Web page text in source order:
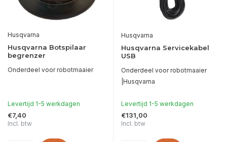
Husqvarna
Husqvarna Botspilaar
begrenzer
Onderdeel voor robotmaaier
Levertijd 1-5 werkdagen
€7,40
Incl. btw
Husqvarna
Husqvarna Servicekabel
USB
Onderdeel voor robotmaaier
|Husqvarna
Levertijd 1-5 werkdagen
€131,00
Incl. btw